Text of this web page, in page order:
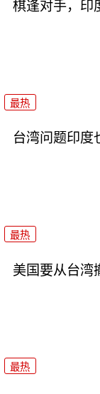
棋逢对手，印
最热
台湾问题印度
最热
美国要从台湾
最热